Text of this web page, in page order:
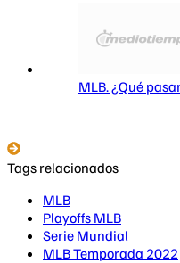
MLB. ¿Qué
Tags relacionados
MLB
Playoffs MLB
Serie Mundial
MLB Temporada 2022